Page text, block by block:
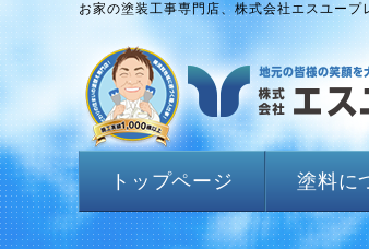
お家の塗装工事専門店、株式会社エスユープ
トップページ 塗料に